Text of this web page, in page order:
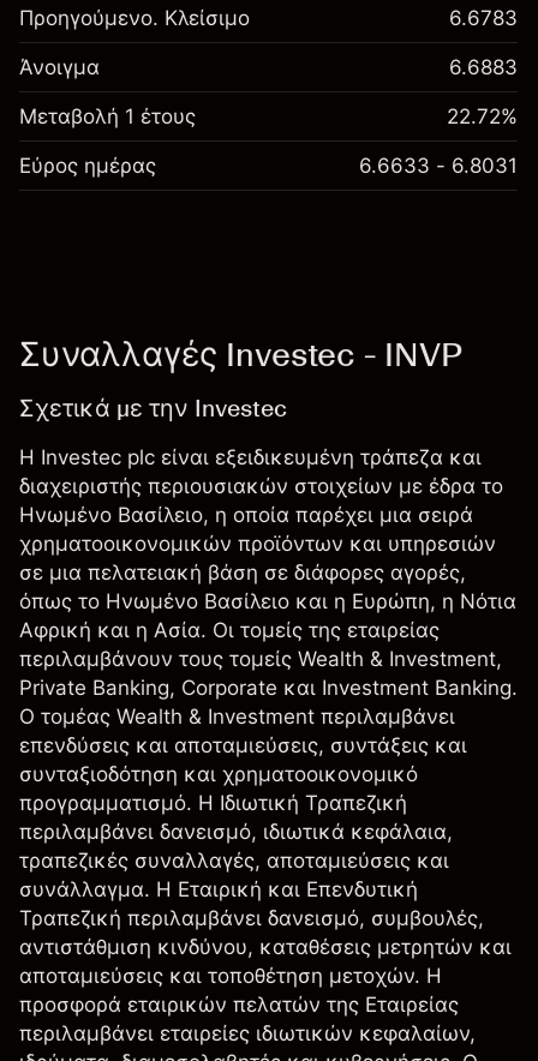
Προηγούμενο. Κλείσιμο 6.6783
Άνοιγμα 6.6883
Μεταβολή 1 έτους 22.72%
Εύρος ημέρας 6.6633 - 6.8031
Συναλλαγές Investec - INVP
Σχετικά με την Investec
Η Investec plc είναι εξειδικευμένη τράπεζα και
διαχειριστής περιουσιακών στοιχείων με έδρα το
Ηνωμένο Βασίλειο, η οποία παρέχει μια σειρά
χρηματοοικονομικών προϊόντων και υπηρεσιών
σε μια πελατειακή βάση σε διάφορες αγορές,
όπως το Ηνωμένο Βασίλειο και η Ευρώπη, η Νότια
Αφρική και η Ασία. Οι τομείς της εταιρείας
περιλαμβάνουν τους τομείς Wealth & Investment,
Private Banking, Corporate και Investment Banking.
Ο τομέας Wealth & Investment περιλαμβάνει
επενδύσεις και αποταμιεύσεις, συντάξεις και
συνταξιοδότηση και χρηματοοικονομικό
προγραμματισμό. Η Ιδιωτική Τραπεζική
περιλαμβάνει δανεισμό, ιδιωτικά κεφάλαια,
τραπεζικές συναλλαγές, αποταμιεύσεις και
συνάλλαγμα. Η Εταιρική και Επενδυτική
Τραπεζική περιλαμβάνει δανεισμό, συμβουλές,
αντιστάθμιση κινδύνου, καταθέσεις μετρητών και
αποταμιεύσεις και τοποθέτηση μετοχών. Η
προσφορά εταιρικών πελατών της Εταιρείας
περιλαμβάνει εταιρείες ιδιωτικών κεφαλαίων,